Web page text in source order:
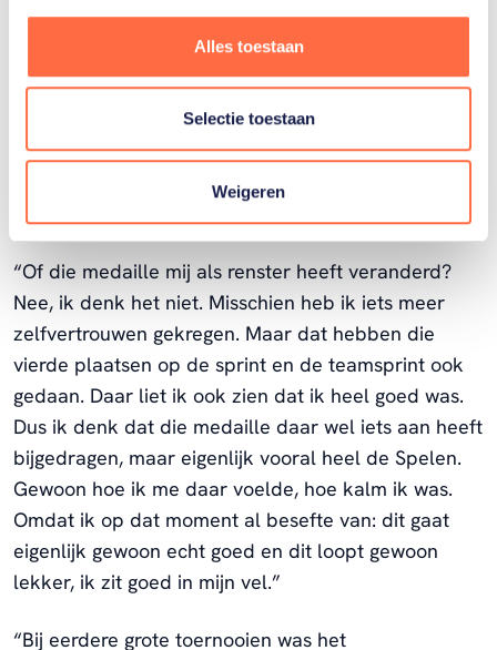
Alles toestaan
Selectie toestaan
Weigeren
een medaille heb behaald, is supermooi. Achteraf
besef je dat pas, want op dat moment was ik er niet
mee bezig.”
“Of die medaille mij als renster heeft veranderd?
Nee, ik denk het niet. Misschien heb ik iets meer
zelfvertrouwen gekregen. Maar dat hebben die
vierde plaatsen op de sprint en de teamsprint ook
gedaan. Daar liet ik ook zien dat ik heel goed was.
Dus ik denk dat die medaille daar wel iets aan heeft
bijgedragen, maar eigenlijk vooral heel de Spelen.
Gewoon hoe ik me daar voelde, hoe kalm ik was.
Omdat ik op dat moment al besefte van: dit gaat
eigenlijk gewoon echt goed en dit loopt gewoon
lekker, ik zit goed in mijn vel.”
“Bij eerdere grote toernooien was het